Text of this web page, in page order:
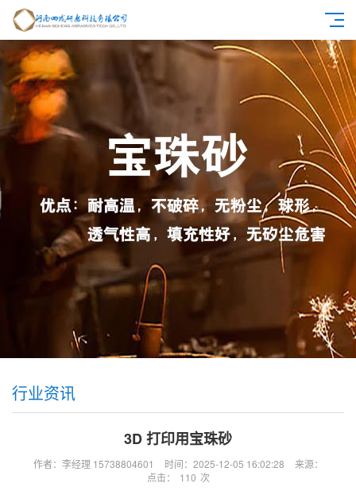
行业资讯
3D 打印用宝珠砂
作者：李经理 15738804601 时间：2025-12-05 16:02:28
来源：
点击：
110 次